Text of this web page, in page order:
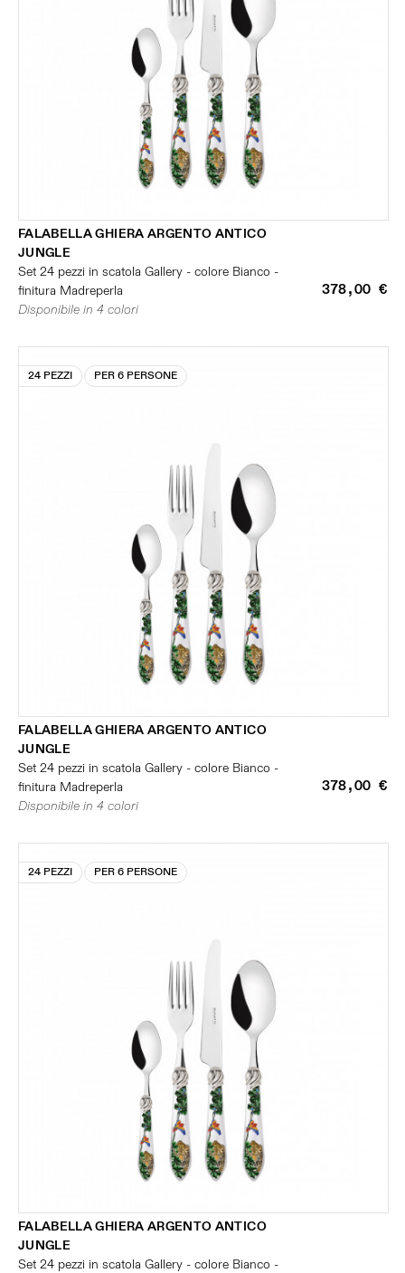
FALABELLA GHIERA ARGENTO ANTICO
JUNGLE
Set 24 pezzi in scatola Gallery - colore Bianco -
finitura Madreperla
378,00 €
Disponibile in 4 colori
24 PEZZI PER 6 PERSONE
FALABELLA GHIERA ARGENTO ANTICO
JUNGLE
Set 24 pezzi in scatola Gallery - colore Bianco -
finitura Madreperla
378,00 €
Disponibile in 4 colori
24 PEZZI PER 6 PERSONE
FALABELLA GHIERA ARGENTO ANTICO
JUNGLE
Set 24 pezzi in scatola Gallery - colore Bianco -